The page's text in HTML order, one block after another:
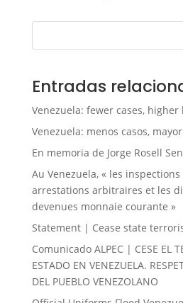
Entradas
Venezuela: fewer cases,
Venezuela: menos casos,
En memoria de Jorge Rosell
Au Venezuela, « les
arrestations arbitraires et les
devenues monnaie courante »
Statement | Cease state
Comunicado ALPEC | CESE EL
ESTADO EN VENEZUELA.
DEL PUEBLO VENEZOLANO